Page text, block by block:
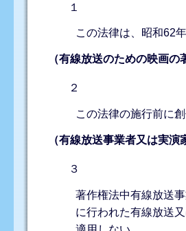
１
この法律は、昭和62
（有線放送のための映画
２
この法律の施行前に
（有線放送事業者又は実
３
著作権法中有線放送
に行われた有線放送